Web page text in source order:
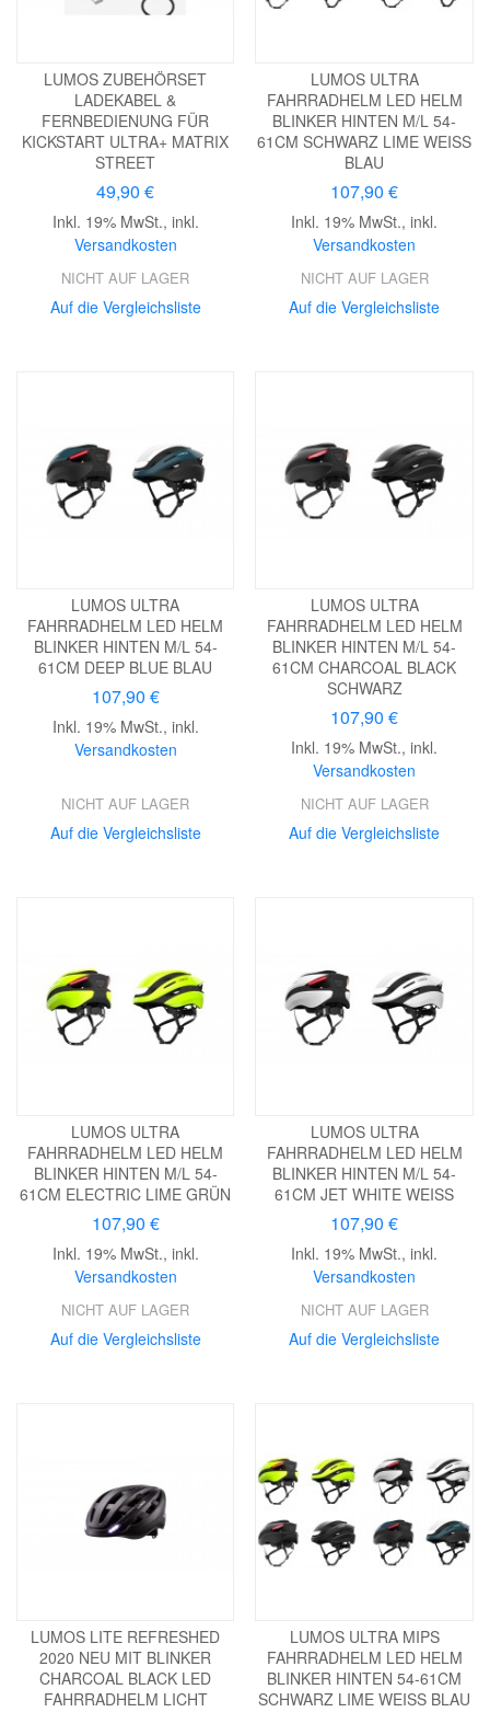
LUMOS ZUBEHÖRSET
LADEKABEL &
FERNBEDIENUNG FÜR
KICKSTART ULTRA+ MATRIX
STREET
49,90 €
Inkl. 19% MwSt., inkl.
Versandkosten
NICHT AUF LAGER
Auf die Vergleichsliste
LUMOS ULTRA
FAHRRADHELM LED HELM
BLINKER HINTEN M/L 54-
61CM SCHWARZ LIME WEISS B
LAU
107,90 €
Inkl. 19% MwSt.,inkl.
Versandkosten
NICHT AUF LAGER
Auf die Vergleichsliste
LUMOS ULTRA
FAHRRADHELM LED HELM
BLINKER HINTEN M/L 54-
61CM DEEP BLUE BLAU
107,90 €
Inkl. 19% MwSt., inkl.
Versandkosten
NICHT AUF LAGER
Auf die Vergleichsliste
LUMOS ULTRA
FAHRRADHELM LED HELM
BLINKER HINTEN M/L 54-
61CM CHARCOAL BLACK
SCHWARZ
107,90 €
Inkl. 19% MwSt.,inkl.
Versandkosten
NICHT AUF LAGER
Auf die Vergleichsliste
LUMOS ULTRA
FAHRRADHELM LED HELM
BLINKER HINTEN M/L 54-
61CM ELECTRIC LIME GRÜN
107,90 €
Inkl. 19% MwSt., inkl.
Versandkosten
NICHT AUF LAGER
Auf die Vergleichsliste
LUMOS ULTRA
FAHRRADHELM LED HELM
BLINKER HINTEN M/L 54-
61CM JET WHITE WEISS
107,90 €
Inkl. 19% MwSt.,inkl.
Versandkosten
NICHT AUF LAGER
Auf die Vergleichsliste
LUMOS LITE REFRESHED
2020 NEU MIT BLINKER
CHARCOAL BLACK LED
FAHRRADHELM LICHT
LUMOS ULTRA MIPS
FAHRRADHELM LED HELM
BLINKER HINTEN 54-61CM
SCHWARZ LIME WEISS BLAU